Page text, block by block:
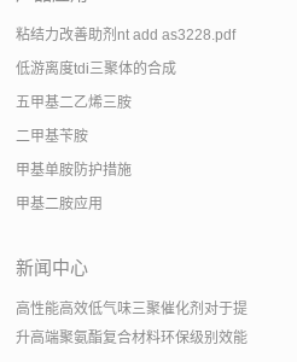
粘结力改善助剂nt add as3228.pdf
低游离度tdi三聚体的合成
五甲基二乙烯三胺
二甲基苄胺
甲基单胺防护措施
甲基二胺应用
新闻中心
高性能高效低气味三聚催化剂对于提
升高端聚氨酯复合材料环保级别效能